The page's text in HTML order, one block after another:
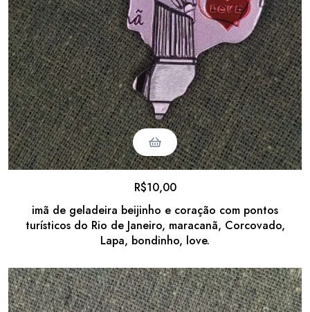
imã de geladeira beijinho e coração com pontos
turísticos do Rio de Janeiro, maracanã, Corcovado,
Lapa, bondinho, love.
R$10,00